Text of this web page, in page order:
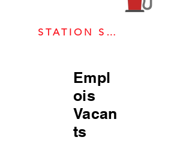
STATION SERVICE TNJ
Empl
ois
Vacan
ts